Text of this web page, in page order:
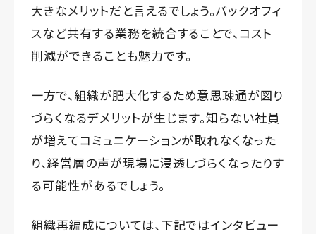
大きなメリットだと言えるでしょう。バックオフィ
スなど共有する業務を統合することで、コスト
削減ができることも魅力です。
一方で、組織が肥大化するため意思疎通が図り
づらくなるデメリットが生じます。知らない社員
が増えてコミュニケーションが取れなくなった
り、経営層の声が現場に浸透しづらくなったりす
る可能性があるでしょう。
組織再編成については、下記ではインタビュー